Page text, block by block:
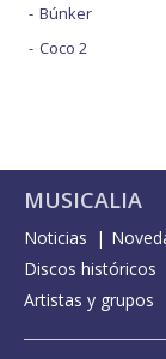
Búnker
Coco 2
MUSICALIA
Noticias
Discos históricos
Artistas y grupos